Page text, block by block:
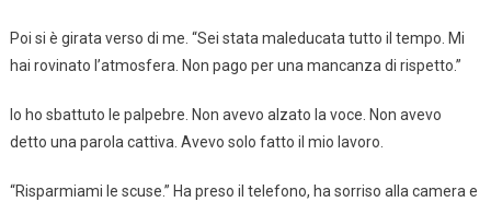
Poi si è girata verso di me. “Sei stata maleducata tutto il tempo. Mi
hai rovinato l’atmosfera. Non pago per una mancanza di rispetto.”
Io ho sbattuto le palpebre. Non avevo alzato la voce. Non avevo
detto una parola cattiva. Avevo solo fatto il mio lavoro.
“Risparmiami le scuse.” Ha preso il telefono, ha sorriso alla camera e